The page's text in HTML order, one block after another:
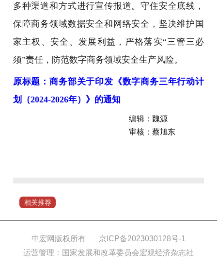
多种渠道和方式进行宣传报道。守住安全底线，
保障商务领域数据安全和网络安全，坚决维护国
家主权、安全、发展利益，严格落实“三管三必
须”责任，防范数字商务领域安全生产风险。
原标题：商务部关于印发《数字商务三年行动计
划（2024-2026年）》的通知
编辑：魏源
审核：蔡旭东
部
于
《数
相关推荐
中宏网版权所有
京ICP备2023030128号-1
运营管理：国家发展和改革委员会宏观经济杂志社